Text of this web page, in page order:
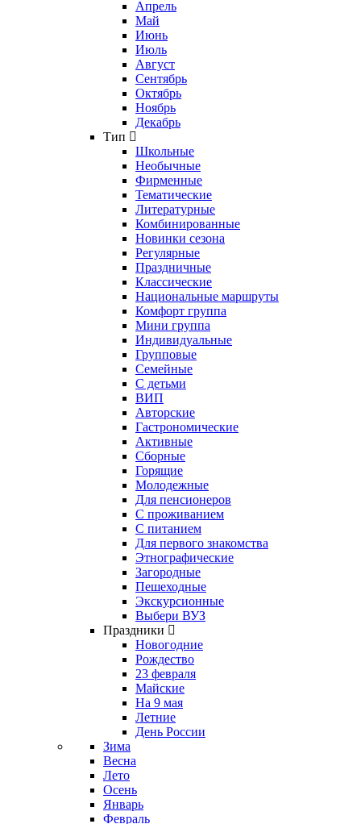
Апрель
Май
Июнь
Июль
Август
Сентябрь
Октябрь
Ноябрь
Декабрь
Тип
Школьные
Необычные
Фирменные
Тематические
Литературные
Комбинированные
Новинки сезона
Регулярные
Праздничные
Классические
Национальные маршруты
Комфорт группа
Мини группа
Индивидуальные
Групповые
Семейные
С детьми
ВИП
Авторские
Гастрономические
Активные
Сборные
Горящие
Молодежные
Для пенсионеров
С проживанием
С питанием
Для первого знакомства
Этнографические
Загородные
Пешеходные
Экскурсионные
Выбери ВУЗ
Праздники
Новогодние
Рождество
23 февраля
Майские
На 9 мая
Летние
День России
Зима
Весна
Лето
Осень
Январь
Февраль